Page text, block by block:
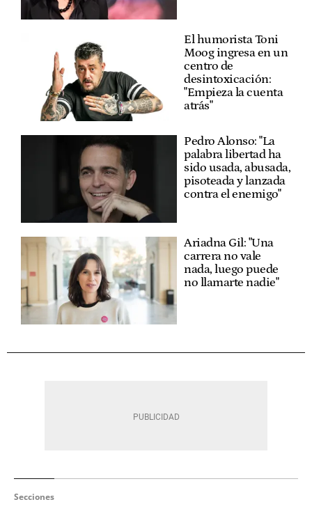
El humorista Toni
Moog ingresa en un
centro de
desintoxicación:
"Empieza la cuenta
atrás"
Pedro Alonso: "La
palabra libertad ha
sido usada, abusada,
pisoteada y lanzada
contra el enemigo"
Ariadna Gil: "Una
carrera no vale
nada, luego puede
no llamarte nadie"
Secciones